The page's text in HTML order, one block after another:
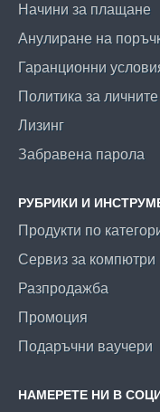
Начини за плащане
Анулиране на
Гаранционни
Политика за
Лизинг
Забравена парола
РУБРИКИ И
Продукти по
Сервиз за компютри
Разпродажба
Промоция
Подаръчни ваучери
НАМЕРЕТЕ НИ В